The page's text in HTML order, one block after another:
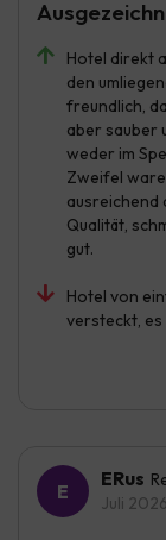
Hotel direkt
den
freundlich,
aber sauber
weder im
Zweifel
ausreichend
Qualität,
gut.
Hotel von
versteckt,
ERus
Juli 2026